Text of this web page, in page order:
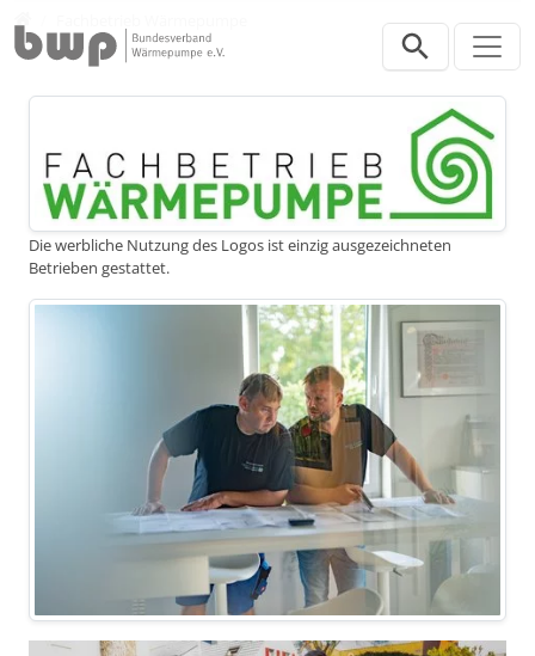
Die werbliche Nutzung des Logos ist einzig ausgezeichneten
Betrieben gestattet.